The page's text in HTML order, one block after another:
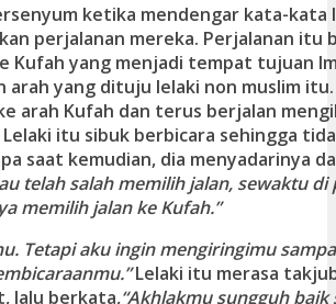
ketika mendengar kata-kata
perjalanan mereka. Perjalanan itu
Kufah yang menjadi tempat tujuan
arah yang dituju lelaki non muslim
arah Kufah dan terus berjalan
itu sibuk berbicara sehingga
saat kemudian, dia menyadarinya
telah salah memilih jalan, sewaktu
memilih jalan ke Kufah.”
Tetapi aku ingin mengiringimu
Lelaki itu merasa
lalu berkata,“Akhlakmu sungguh baik